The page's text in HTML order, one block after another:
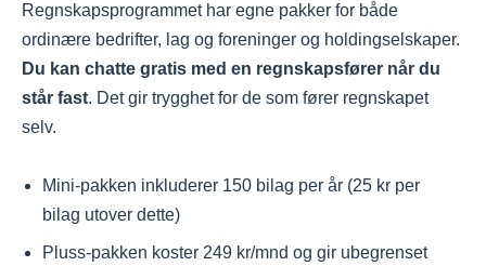
Regnskapsprogrammet har egne pakker for både
ordinære bedrifter, lag og foreninger og holdingselskaper.
Du kan chatte gratis med en regnskapsfører når du
står fast. Det gir trygghet for de som fører regnskapet
selv.
Mini-pakken inkluderer 150 bilag per år (25 kr per
bilag utover dette)
Pluss-pakken koster 249 kr/mnd og gir ubegrenset